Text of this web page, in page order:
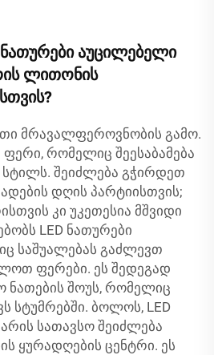
აუცილებელი
ლითონის
მრავალფეროვნობის გამო.
ფერი, რომელიც შეესაბამება
სტილს. შეიძლება გჭირდეთ
დღის პარტიისთვის;
კი უკეთესია მშვიდი
LED ნათურები
საშუალებას გაძლევთ
ფერები. ეს შედეგად
ნათების შოუს, რომელიც
სტუმრებში. ბოლოს, LED
სათავსო შეიძლება
ყურადღების ცენტრი. ეს